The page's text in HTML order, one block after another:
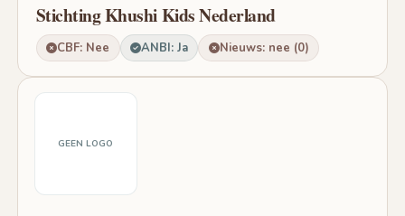
Stichting Khushi Kids Nederland
CBF: Nee ANBI: Ja Nieuws: nee (0)
GEEN LOGO